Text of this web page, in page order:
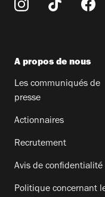
A propos de nous
Les communiqués de
presse
Actionnaires
Recrutement
Avis de confidentialité
Politique concernant